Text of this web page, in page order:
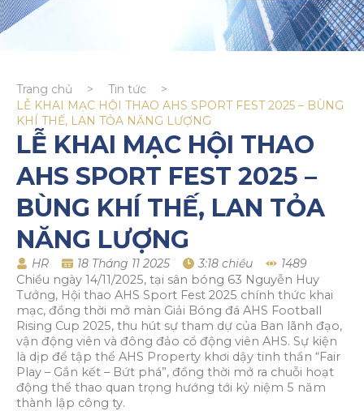
Trang chủ > Tin tức
>
LỄ KHAI MẠC HỘI THAO AHS SPORT FEST 2025 – BÙNG
KHÍ THẾ, LAN TỎA NĂNG LƯỢNG
LỄ KHAI MẠC HỘI THAO
AHS SPORT FEST 2025 –
BÙNG KHÍ THẾ, LAN TỎA
NĂNG LƯỢNG
HR 18 Tháng 11 2025 3:18 chiều
1489
Chiều ngày 14/11/2025, tại sân bóng 63 Nguyễn Huy
Tưởng, Hội thao AHS Sport Fest 2025 chính thức khai
mạc, đồng thời mở màn Giải Bóng đá AHS Football
Rising Cup 2025, thu hút sự tham dự của Ban lãnh đạo,
vận động viên và đông đảo cổ động viên AHS. Sự kiện
là dịp để tập thể AHS Property khơi dậy tinh thần “Fair
Play – Gắn kết – Bứt phá”, đồng thời mở ra chuỗi hoạt
động thể thao quan trọng hướng tới kỷ niệm 5 năm
thành lập công ty.